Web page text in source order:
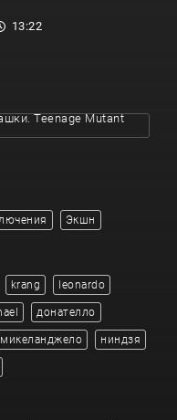
13:22
Teenage Mutant
Экшн
krang leonardo
донателло
микеланджело ниндзя